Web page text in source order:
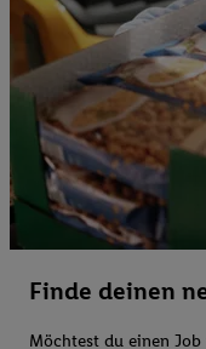
Finde deinen
Möchtest du einen